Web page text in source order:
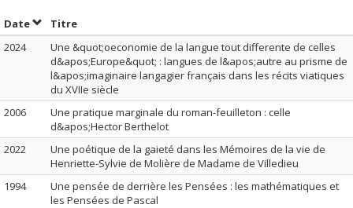
DateTrier par date en ordre décroissant
Titre
2024
Une &quot;oeconomie de la langue tout differente de celles
d&apos;Europe&quot; : langues de l&apos;autre au prisme de
l&apos;imaginaire langagier français dans les récits viatiques
du XVIIe siècle
2006
Une pratique marginale du roman-feuilleton : celle
d&apos;Hector Berthelot
2022
Une poétique de la gaieté dans les Mémoires de la vie de
Henriette-Sylvie de Molière de Madame de Villedieu
1994
Une pensée de derrière les Pensées : les mathématiques et
les Pensées de Pascal